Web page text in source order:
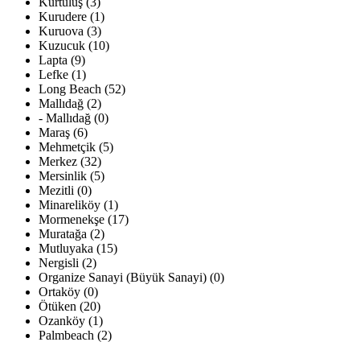
Kurudere (1)
Kuruova (3)
Kuzucuk (10)
Lapta (9)
Lefke (1)
Long Beach (52)
Mallıdağ (2)
- Mallıdağ (0)
Maraş (6)
Mehmetçik (5)
Merkez (32)
Mersinlik (5)
Mezitli (0)
Minareliköy (1)
Mormenekşe (17)
Muratağa (2)
Mutluyaka (15)
Nergisli (2)
Organize Sanayi (Büyük Sanayi) (0)
Ortaköy (0)
Ötüken (20)
Ozanköy (1)
Palmbeach (2)